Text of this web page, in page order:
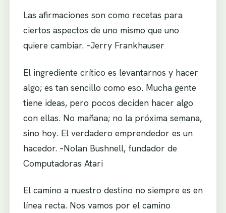
Las afirmaciones son como recetas para
ciertos aspectos de uno mismo que uno
quiere cambiar. –Jerry Frankhauser
El ingrediente crítico es levantarnos y hacer
algo; es tan sencillo como eso. Mucha gente
tiene ideas, pero pocos deciden hacer algo
con ellas. No mañana; no la próxima semana,
sino hoy. El verdadero emprendedor es un
hacedor. –Nolan Bushnell, fundador de
Computadoras Atari
El camino a nuestro destino no siempre es en
línea recta. Nos vamos por el camino